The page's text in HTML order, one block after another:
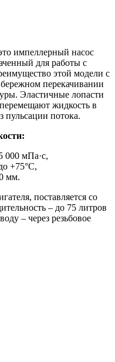
импеллерный насос
для работы с
этой модели с
перекачивании
Эластичные лопасти
жидкость в
пульсации потока.
000 мПа·с,
+75°C,
мм.
поставляется со
– до 75 литров
– через резьбовое